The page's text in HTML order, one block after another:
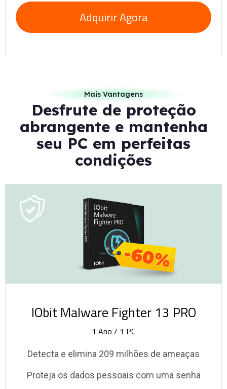
Adquirir Agora
Mais Vantagens
Desfrute de proteção
abrangente e mantenha
seu PC em perfeitas
condições
-60%
IObit Malware Fighter 13 PRO
1 Ano / 1 PC
Detecta e elimina 209 milhões de ameaças
Proteja os dados pessoais com uma senha